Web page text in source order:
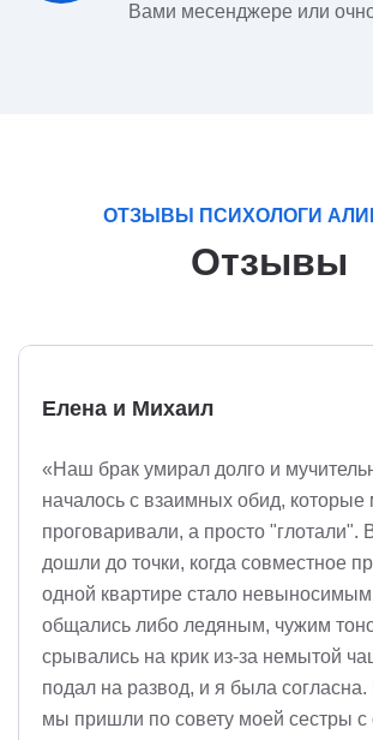
Вами месенджере или
ОТЗЫВЫ ПСИХОЛОГИ
Отзывы
Елена и Михаил
«Наш брак умирал долго и
началось с взаимных обид,
проговаривали, а просто "глотали".
дошли до точки, когда совместное
одной квартире стало
общались либо ледяным, чужим
срывались на крик из-за немытой
подал на развод, и я была
мы пришли по совету моей сестры с